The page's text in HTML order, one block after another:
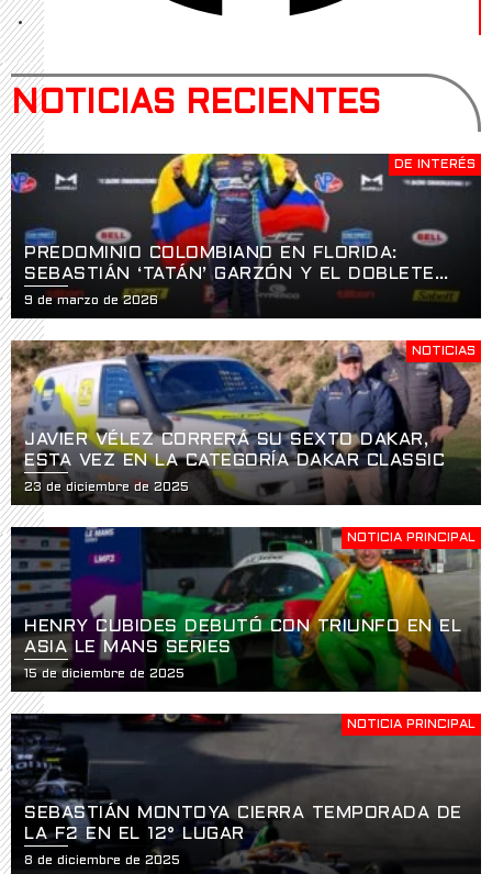
NOTICIAS RECIENTES
DE INTERÉS
PREDOMINIO COLOMBIANO EN FLORIDA:
SEBASTIÁN ‘TATÁN’ GARZÓN Y EL DOBLETE
HISTÓRICO EN LA APERTURA DE LA USF2000
EN ST. PETERSBURG
9 de marzo de 2026
NOTICIAS
JAVIER VÉLEZ CORRERÁ SU SEXTO DAKAR,
ESTA VEZ EN LA CATEGORÍA DAKAR CLASSIC
23 de diciembre de 2025
NOTICIA PRINCIPAL
HENRY CUBIDES DEBUTÓ CON TRIUNFO EN EL
ASIA LE MANS SERIES
15 de diciembre de 2025
NOTICIA PRINCIPAL
SEBASTIÁN MONTOYA CIERRA TEMPORADA DE
LA F2 EN EL 12° LUGAR
8 de diciembre de 2025